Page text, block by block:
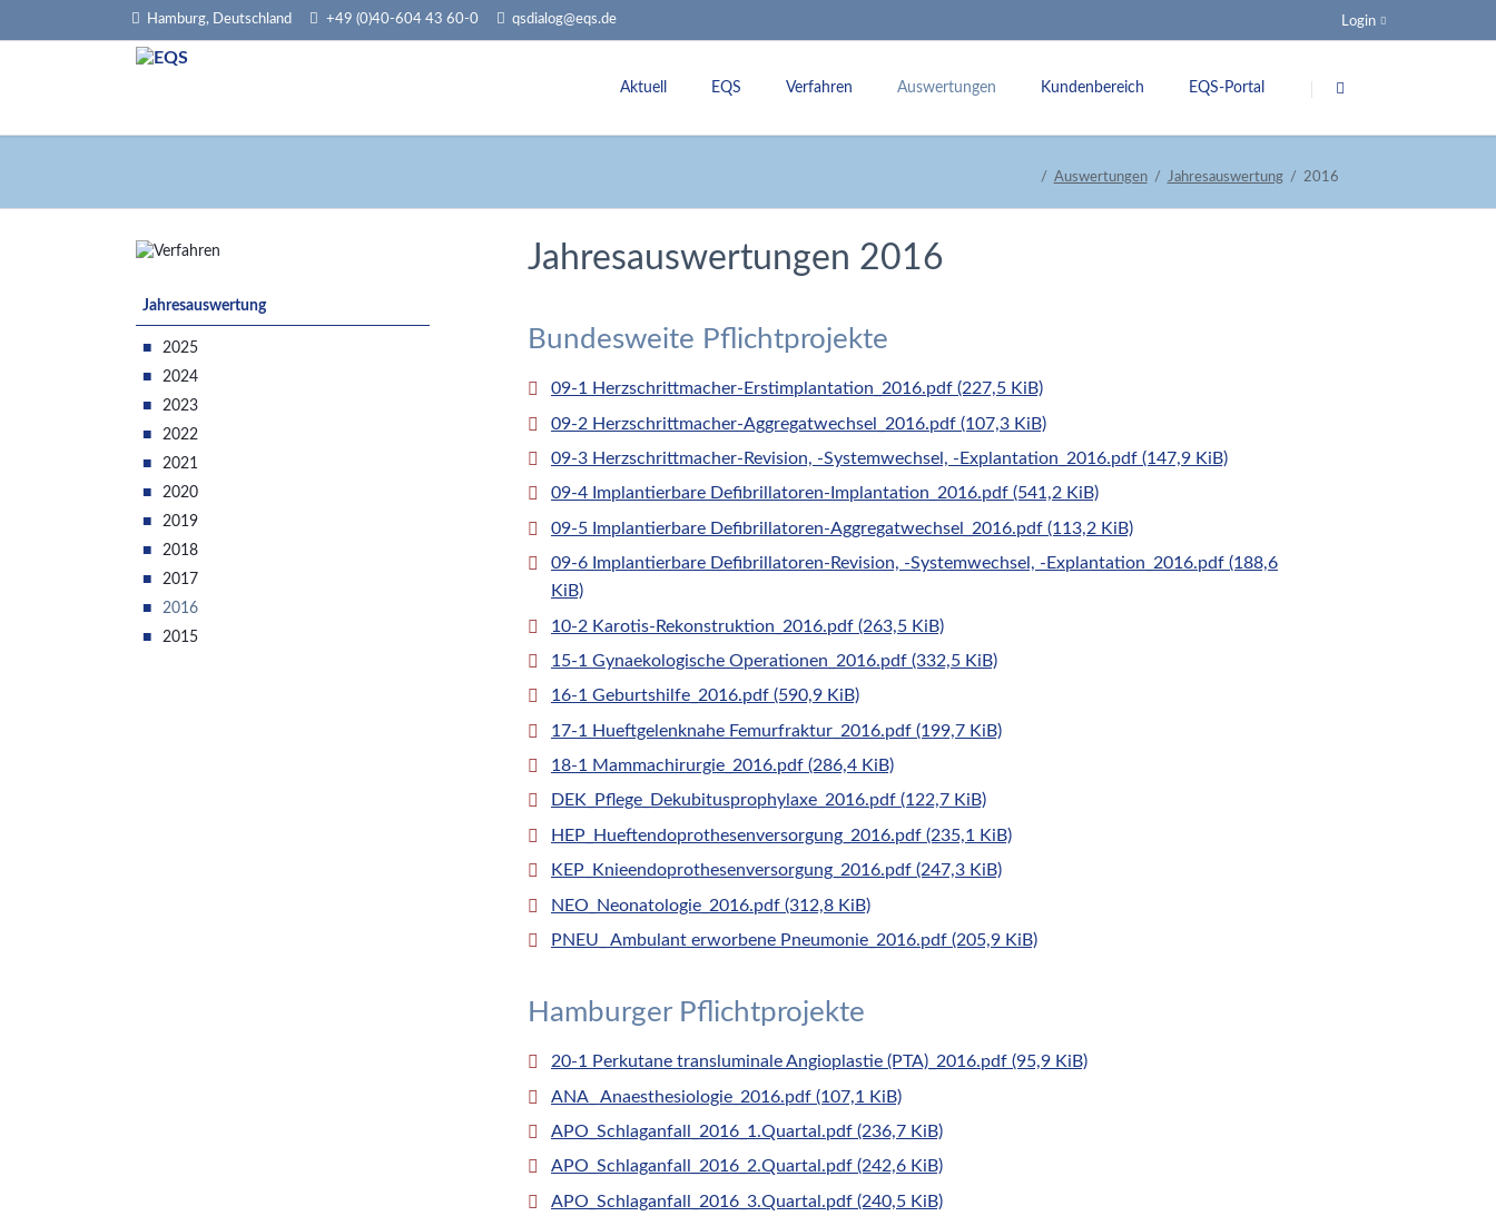
Hamburg, Deutschland +49 (0)40-604 43 60-0 qsdialog@eqs.de Login
überspringen
Aktuell EQS
Aufgaben + Ziele
Fachkommissonen
Verfahren
Rückmeldeberichte
Datenvalidierung
Auswertungen
Dokumentationsquoten
Kundenbereich
G-BA
EQS-Portal
Auswertungen Jahresauswertung 2016
Jahresauswertungen 2016
Bundesweite Pflichtprojekte
09-1 Herzschrittmacher-Erstimplantation_2016.pdf (227,5 KiB)
09-2 Herzschrittmacher-Aggregatwechsel_2016.pdf (107,3 KiB)
09-3 Herzschrittmacher-Revision, -Systemwechsel, -Explantation_2016.pdf (147,9 KiB)
09-4 Implantierbare Defibrillatoren-Implantation_2016.pdf (541,2 KiB)
09-5 Implantierbare Defibrillatoren-Aggregatwechsel_2016.pdf (113,2 KiB)
09-6 Implantierbare Defibrillatoren-Revision, -Systemwechsel, -Explantation_2016.pdf (188,6
KiB)
10-2 Karotis-Rekonstruktion_2016.pdf (263,5 KiB)
15-1 Gynaekologische Operationen_2016.pdf (332,5 KiB)
16-1 Geburtshilfe_2016.pdf (590,9 KiB)
17-1 Hueftgelenknahe Femurfraktur_2016.pdf (199,7 KiB)
18-1 Mammachirurgie_2016.pdf (286,4 KiB)
DEK_Pflege_Dekubitusprophylaxe_2016.pdf (122,7 KiB)
HEP_Hueftendoprothesenversorgung_2016.pdf (235,1 KiB)
KEP_Knieendoprothesenversorgung_2016.pdf (247,3 KiB)
NEO_Neonatologie_2016.pdf (312,8 KiB)
PNEU_ Ambulant erworbene Pneumonie_2016.pdf (205,9 KiB)
Hamburger Pflichtprojekte
20-1 Perkutane transluminale Angioplastie (PTA)_2016.pdf (95,9 KiB)
ANA_ Anaesthesiologie_2016.pdf (107,1 KiB)
APO_Schlaganfall_2016_1.Quartal.pdf (236,7 KiB)
APO_Schlaganfall_2016_2.Quartal.pdf (242,6 KiB)
APO_Schlaganfall_2016_3.Quartal.pdf (240,5 KiB)
Navigation
Jahresauswertung
2025
2024
2023
2022
2021
2020
2019
2018
2017
2016
2015